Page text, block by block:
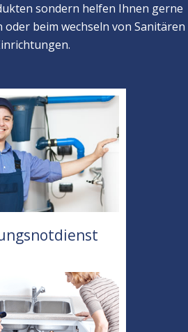
sondern helfen Ihnen gerne
beim wechseln von Sanitären